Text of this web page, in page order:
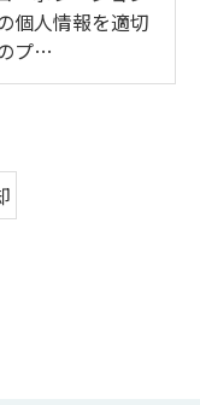
個人情報を適切
プ…